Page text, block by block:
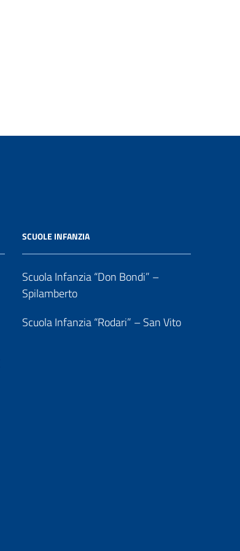
SCUOLE INFANZIA
Scuola Infanzia “Don Bondi” –
Spilamberto
Scuola Infanzia “Rodari” – San Vito